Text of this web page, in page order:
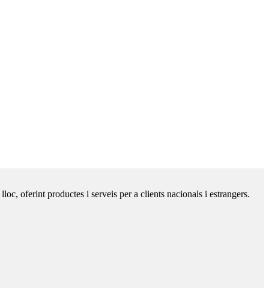
oferint productes i serveis per a clients nacionals i estrangers.